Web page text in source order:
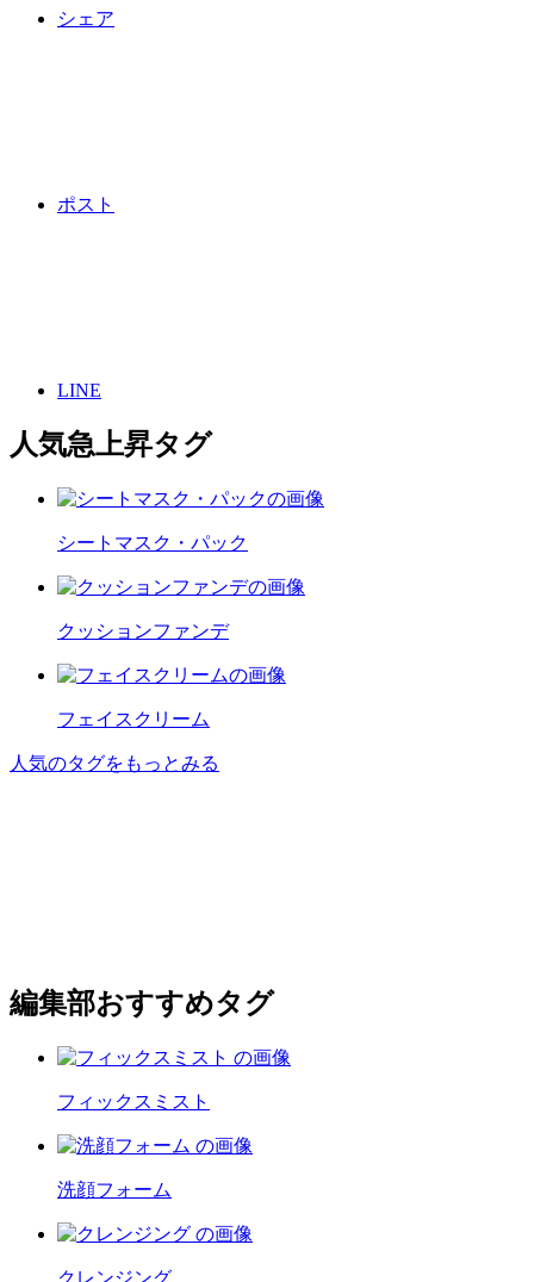
シェア
ポスト
LINE
人気急上昇タグ
シートマスク・パック
クッションファンデ
フェイスクリーム
人気のタグをもっとみる
編集部おすすめタグ
フィックスミスト
洗顔フォーム
クレンジング